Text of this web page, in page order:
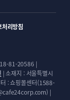
처리방침
81-20586 |
| 소재지 : 서울특별시
: 쇼핑몰센터(1588-
|